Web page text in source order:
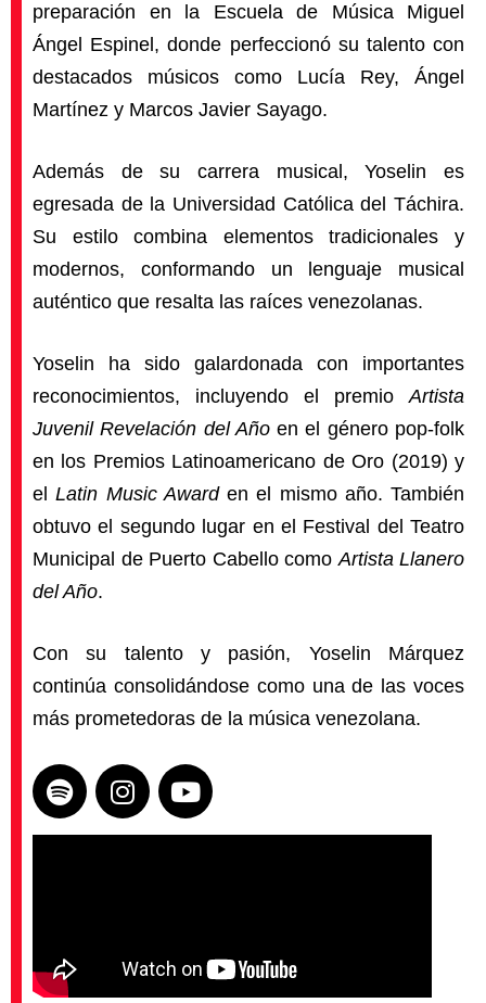
preparación en la Escuela de Música Miguel
Ángel Espinel, donde perfeccionó su talento con
destacados músicos como Lucía Rey, Ángel
Martínez y Marcos Javier Sayago.
Además de su carrera musical, Yoselin es
egresada de la Universidad Católica del Táchira.
Su estilo combina elementos tradicionales y
modernos, conformando un lenguaje musical
auténtico que resalta las raíces venezolanas.
Yoselin ha sido galardonada con importantes
reconocimientos, incluyendo el premioArtista
Juvenil Revelación del Añoen el género pop-folk
en los Premios Latinoamericano de Oro (2019) y
elLatin Music Awarden el mismo año. También
obtuvo el segundo lugar en el Festival del Teatro
Municipal de Puerto Cabello comoArtista Llanero
del Año.
Con su talento y pasión, Yoselin Márquez
continúa consolidándose como una de las voces
más prometedoras de la música venezolana.